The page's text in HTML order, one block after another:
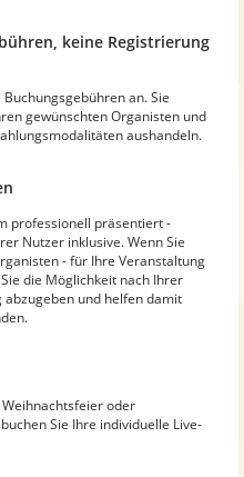
keine Registrierung
an. Sie
gewünschten Organisten und
aushandeln.
professionell präsentiert -
Nutzer inklusive. Wenn Sie
- für Ihre Veranstaltung
die Möglichkeit nach Ihrer
und helfen damit
oder
Sie Ihre individuelle Live-